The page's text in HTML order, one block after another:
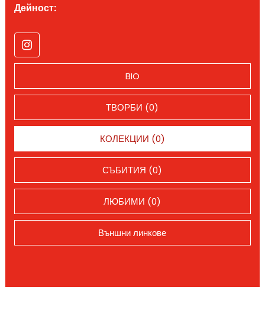
Дейност:
BIO
ТВОРБИ (0)
КОЛЕКЦИИ (0)
СЪБИТИЯ (0)
ЛЮБИМИ (0)
Външни линкове